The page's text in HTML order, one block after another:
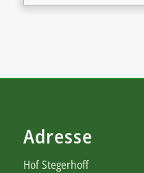
Adresse
Hof Stegerhoff